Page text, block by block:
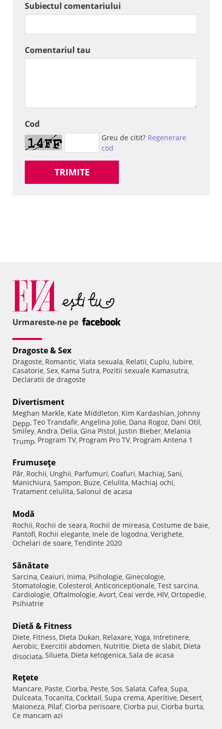
Subiectul comentariului
Comentariul tau
Cod
Greu de citit? Regenerare
cod
TRIMITE
Urmareste-ne pe
Dragoste & Sex
Dragoste, Romantic, Viata sexuala, Relatii, Cuplu, Iubire,
Casatorie, Sex, Kama Sutra, Pozitii sexuale Kamasutra,
Declaratii de dragoste
Divertisment
Meghan Markle, Kate Middleton, Kim Kardashian, Johnny
Depp, Teo Trandafir, Angelina Jolie, Dana Rogoz, Dani Otil,
Smiley, Andra, Delia, Gina Pistol, Justin Bieber, Melania
Trump, Program TV, Program Pro TV, Program Antena 1
Frumuseţe
Păr, Rochii, Unghii, Parfumuri, Coafuri, Machiaj, Sani,
Manichiura, Sampon, Buze, Celulita, Machiaj ochi,
Tratament celulita, Salonul de acasa
Modă
Rochii, Rochii de seara, Rochii de mireasa, Costume de baie,
Pantofi, Rochii elegante, Inele de logodna, Verighete,
Ochelari de soare, Tendinte 2020
Sănătate
Sarcina, Ceaiuri, Inima, Psihologie, Ginecologie,
Stomatologie, Colesterol, Anticonceptionale, Test sarcina,
Cardiologie, Oftalmologie, Avort, Ceai verde, HIV, Ortopedie,
Psihiatrie
Dietă & Fitness
Diete, Fitness, Dieta Dukan, Relaxare, Yoga, Intretinere,
Aerobic, Exercitii abdomen, Nutritie, Dieta de slabit, Dieta
disociata, Silueta, Dieta ketogenica, Sala de acasa
Reţete
Mancare, Paste, Ciorba, Peste, Sos, Salata, Cafea, Supa,
Dulceata, Tocanita, Cocktail, Supa crema, Aperitive, Desert,
Maioneza, Pilaf, Ciorba perisoare, Ciorba pui, Ciorba burta,
Ce mancam azi